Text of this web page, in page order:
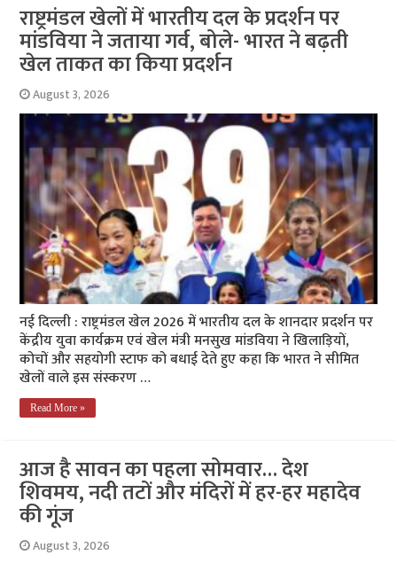
राष्ट्रमंडल खेलों में भारतीय दल के प्रदर्शन पर
मांडविया ने जताया गर्व, बोले- भारत ने बढ़ती
खेल ताकत का किया प्रदर्शन
August 3, 2026
नई दिल्ली : राष्ट्रमंडल खेल 2026 में भारतीय दल के शानदार प्रदर्शन पर
केंद्रीय युवा कार्यक्रम एवं खेल मंत्री मनसुख मांडविया ने खिलाड़ियों,
कोचों और सहयोगी स्टाफ को बधाई देते हुए कहा कि भारत ने सीमित
खेलों वाले इस संस्करण …
Read More »
आज है सावन का पहला सोमवार… देश
शिवमय, नदी तटों और मंदिरों में हर-हर महादेव
की गूंज
August 3, 2026